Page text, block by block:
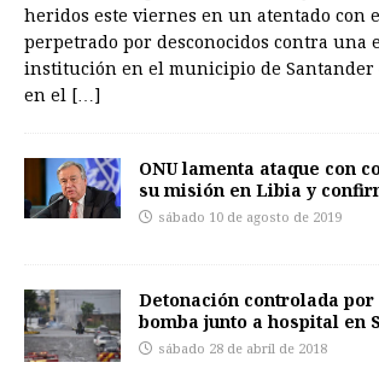
heridos este viernes en un atentado con
perpetrado por desconocidos contra una
institución en el municipio de Santander
en el
[…]
ONU lamenta ataque con
su misión en Libia y
sábado 10 de agosto de 2019
Detonación controlada por
bomba junto a hospital en
sábado 28 de abril de 2018